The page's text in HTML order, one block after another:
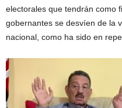
electorales que tendrán como
gobernantes se desvíen de la
nacional, como ha sido en